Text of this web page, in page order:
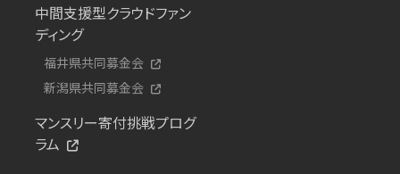
中間支援型クラウドファン
ディング
福井県共同募金会
新潟県共同募金会
マンスリー寄付挑戦プログ
ラム